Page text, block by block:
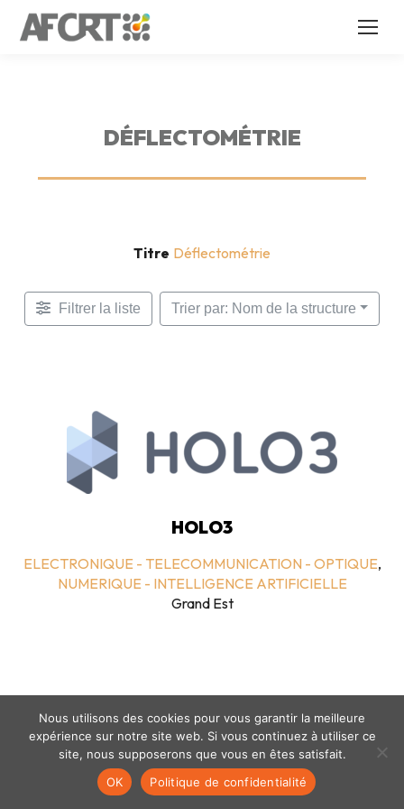
DÉFLECTOMÉTRIE
Titre Déflectométrie
Filtrer la liste Trier par: Nom de la structure
HOLO3
ELECTRONIQUE - TELECOMMUNICATION - OPTIQUE,
NUMERIQUE - INTELLIGENCE ARTIFICIELLE
Grand Est
Mentions légales - politique de confidentialité
Nous utilisons des cookies pour vous garantir la meilleure
expérience sur notre site web. Si vous continuez à utiliser ce
site, nous supposerons que vous en êtes satisfait.
OK
Politique de confidentialité